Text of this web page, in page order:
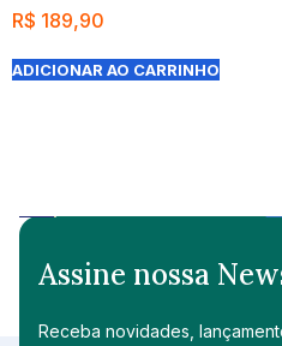
R$ 189,90
ADICIONAR AO CARRINHO
Assine nossa
Receba novidades,